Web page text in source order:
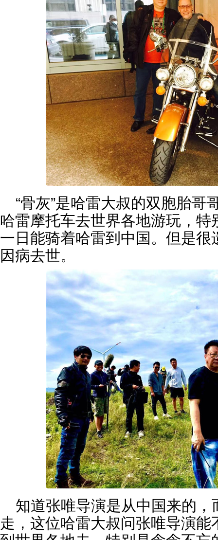
“骨灰”是哈雷大叔的双胞胎哥
哈雷摩托车去世界各地游玩，
一日能骑着哈雷到中国。但是
因病去世。
知道张唯导演是从中国来的
走，这位哈雷大叔问张唯导演